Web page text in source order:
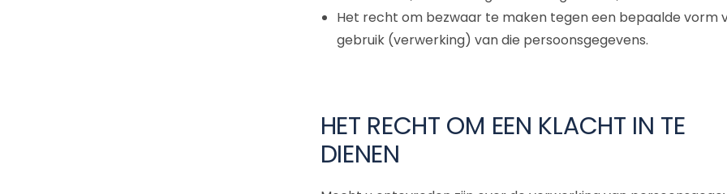
Het recht om bezwaar te maken tegen een bepaalde vorm
gebruik (verwerking) van die persoonsgegevens.
HET RECHT OM EEN KLACHT IN TE
DIENEN